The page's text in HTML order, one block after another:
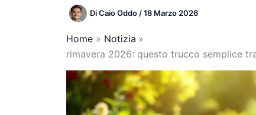
DiCaio Oddo /18 Marzo 2026
Home
Notizia
rimavera 2026: questo trucco semplice